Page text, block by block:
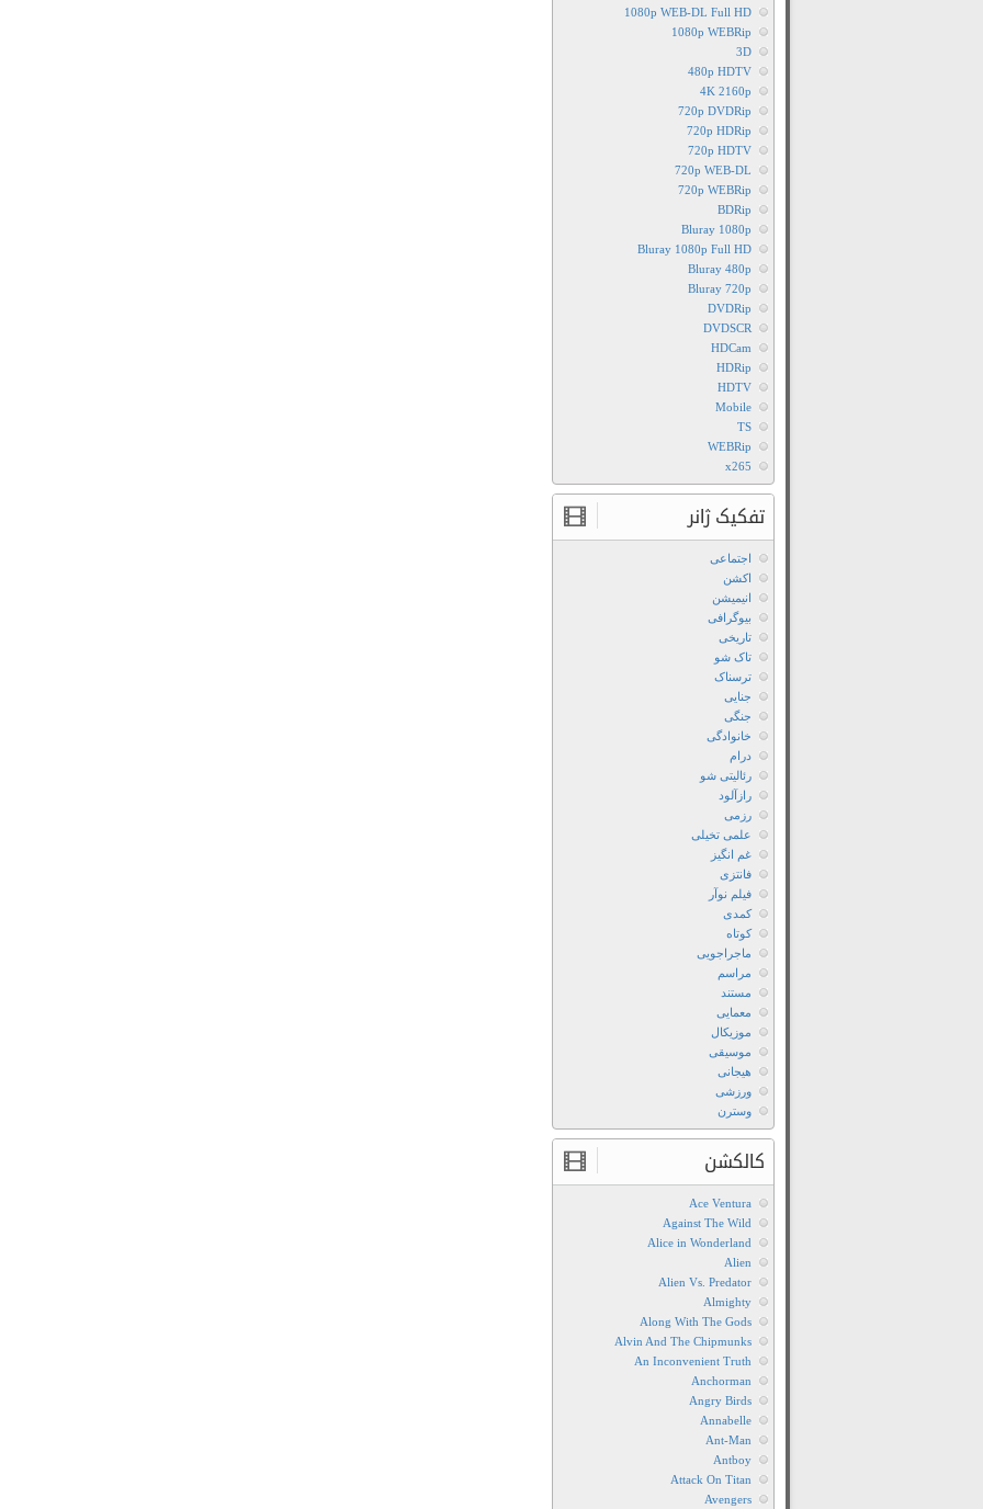
1080p WEB-DL Full HD
1080p WEBRip
3D
480p HDTV
4K 2160p
720p DVDRip
720p HDRip
720p HDTV
720p WEB-DL
720p WEBRip
BDRip
Bluray 1080p
Bluray 1080p Full HD
Bluray 480p
Bluray 720p
DVDRip
DVDSCR
HDCam
HDRip
HDTV
Mobile
TS
WEBRip
x265
تفکیک ژانر
اجتماعی
اکشن
انیمیشن
بیوگرافی
تاریخی
تاک شو
ترسناک
جنایی
جنگی
خانوادگی
درام
رئالیتی شو
رازآلود
رزمی
علمی تخیلی
غم انگیز
فانتزی
فیلم نوآر
کمدی
کوتاه
ماجراجویی
مراسم
مستند
معمایی
موزیکال
موسیقی
هیجانی
ورزشی
وسترن
کالکشن
Ace Ventura
Against The Wild
Alice in Wonderland
Alien
Alien Vs. Predator
Almighty
Along With The Gods
Alvin And The Chipmunks
An Inconvenient Truth
Anchorman
Angry Birds
Annabelle
Ant-Man
Antboy
Attack On Titan
Avengers